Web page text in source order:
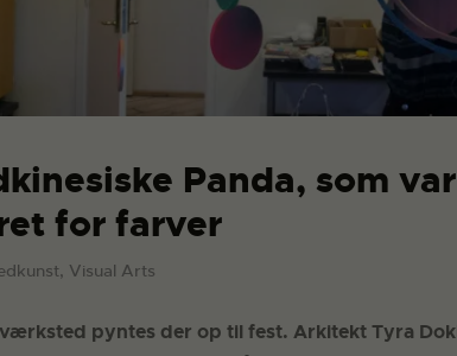
Panda, som
for farver
Visual Arts
pyntes der op til fest. Arkitekt Tyra